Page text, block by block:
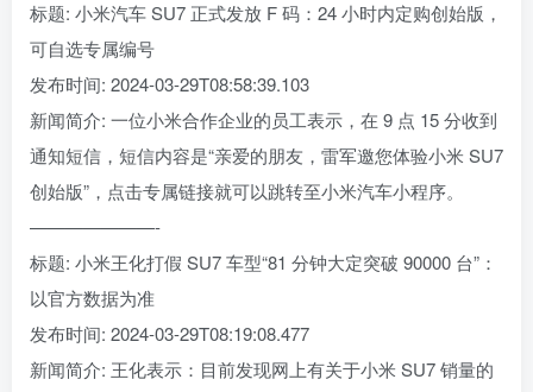
标题: 小米汽车 SU7 正式发放 F 码：24 小时内定购创始版，
可自选专属编号
发布时间: 2024-03-29T08:58:39.103
新闻简介: 一位小米合作企业的员工表示，在 9 点 15 分收到
通知短信，短信内容是“亲爱的朋友，雷军邀您体验小米 SU7
创始版”，点击专属链接就可以跳转至小米汽车小程序。
———————-
标题: 小米王化打假 SU7 车型“81 分钟大定突破 90000 台”：
以官方数据为准
发布时间: 2024-03-29T08:19:08.477
新闻简介: 王化表示：目前发现网上有关于小米 SU7 销量的